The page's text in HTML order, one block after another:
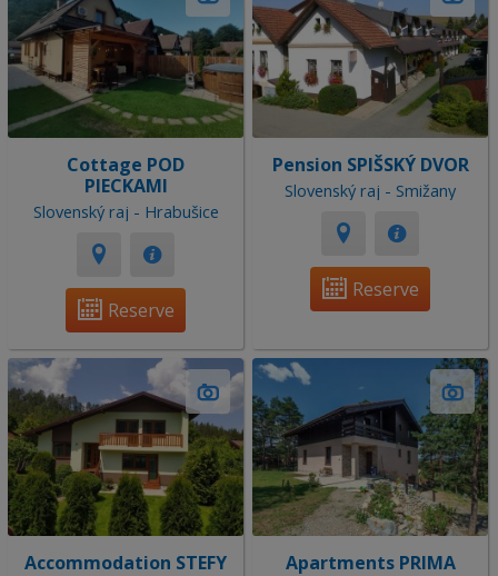
Cottage POD
PIECKAMI
Slovenský raj - Hrabušice
Reserve
Pension SPIŠSKÝ DVOR
Slovenský raj - Smižany
Reserve
Accommodation STEFY Apartments PRIMA